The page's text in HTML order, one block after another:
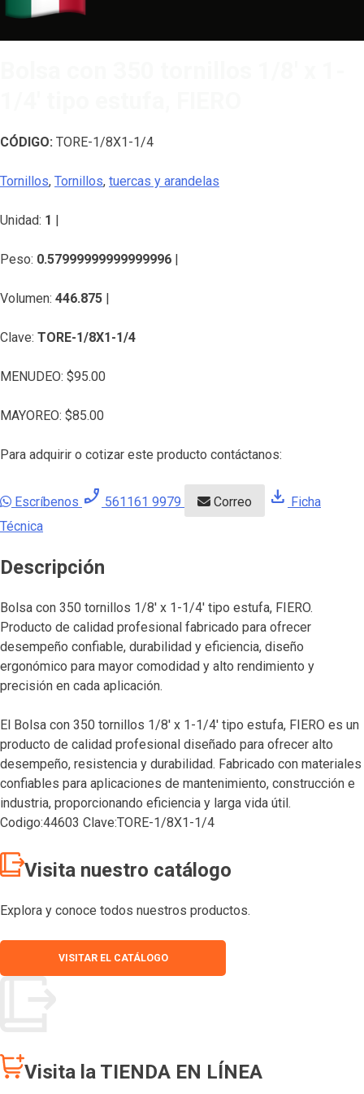
CÓDIGO: TORE-1/8X1-1/4
Tornillos, Tornillos, tuercas y arandelas
Unidad: 1 |
Peso: 0.57999999999999996 |
Volumen: 446.875 |
Clave: TORE-1/8X1-1/4
MENUDEO: $95.00
MAYOREO: $85.00
Para adquirir o cotizar este producto contáctanos:
Escríbenos phone_enabled 561161 9979 Correo download Ficha
Técnica
Descripción
Bolsa con 350 tornillos 1/8′ x 1-1/4′ tipo estufa, FIERO.
Producto de calidad profesional fabricado para ofrecer
desempeño confiable, durabilidad y eficiencia, diseño
ergonómico para mayor comodidad y alto rendimiento y
precisión en cada aplicación.
El Bolsa con 350 tornillos 1/8′ x 1-1/4′ tipo estufa, FIERO es un
producto de calidad profesional diseñado para ofrecer alto
desempeño, resistencia y durabilidad. Fabricado con materiales
confiables para aplicaciones de mantenimiento, construcción e
industria, proporcionando eficiencia y larga vida útil.
Codigo:44603 Clave:TORE-1/8X1-1/4
Visita nuestro catálogo
Explora y conoce todos nuestros productos.
VISITAR EL CATÁLOGO
Visita la TIENDA EN LÍNEA